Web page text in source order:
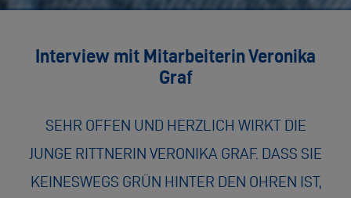
Interview mit Mitarbeiterin Veronika
Graf
SEHR OFFEN UND HERZLICH WIRKT DIE
JUNGE RITTNERIN VERONIKA GRAF. DASS SIE
KEINESWEGS GRÜN HINTER DEN OHREN IST,